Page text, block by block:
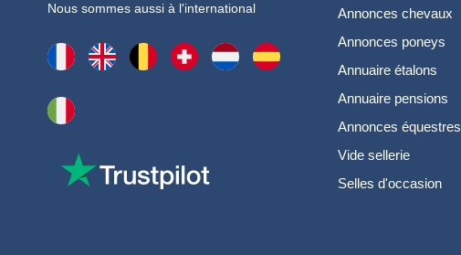
Nous sommes aussi à l'international
Annonces chevaux
Annonces poneys
Annuaire étalons
Annuaire pensions
Annonces équestres
Vide sellerie
Selles d'occasion